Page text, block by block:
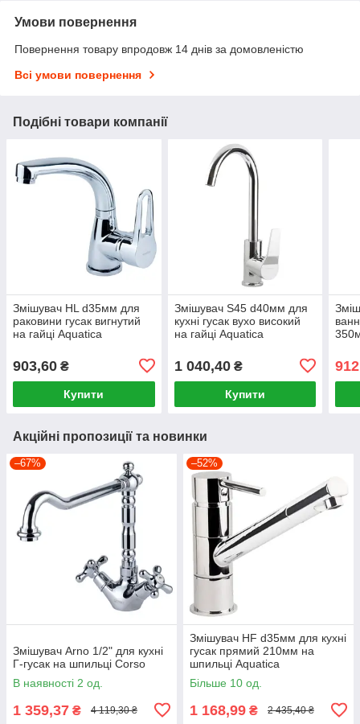
Умови повернення
Повернення товару впродовж 14 днів за домовленістю
Всі умови повернення
Подібні товари компанії
Змішувач HL d35мм для
раковини гусак вигнутий
на гайці Aquatica
903,60 ₴
Купити
Змішувач S45 d40мм для
кухні гусак вухо високий
на гайці Aquatica
1 040,40₴
Купити
Акційні пропозиції та новинки
–67%
Змішувач Arno 1/2" для кухні
Г-гусак на шпильці Corso
В наявності 2 од.
1 359,37 ₴ 4 119,30 ₴
–52%
Змішувач HF d35мм для кухні
гусак прямий 210мм на
шпильці Aquatica
Більше 10 од.
1 168,99 ₴ 2 435,40 ₴